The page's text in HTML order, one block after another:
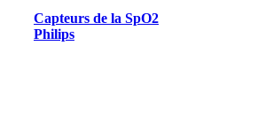
Capteurs de la SpO2
Philips